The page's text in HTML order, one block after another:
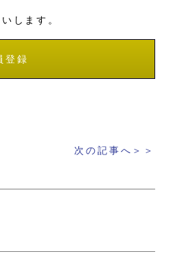
します。
登録
次の記事へ＞＞